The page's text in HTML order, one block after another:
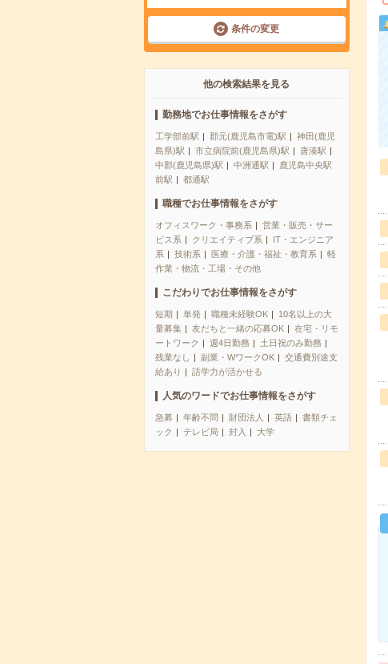
条件の変更
他の検索結果を見る
勤務地でお仕事情報をさがす
工学部前駅 郡元(鹿児島市電)駅
神田(鹿児
島県)駅
市立病院前(鹿児島県)駅
唐湊駅
中郡(鹿児島県)駅
中洲通駅
鹿児島中央駅
前駅
都通駅
職種でお仕事情報をさがす
オフィスワーク・事務系
営業・販売・サー
ビス系
クリエイティブ系
IT・エンジニア
系
技術系 医療・介護・福祉・教育系
軽
作業・物流・工場・その他
こだわりでお仕事情報をさがす
短期 単発 職種未経験OK
10名以上の大
量募集
友だちと一緒の応募OK
在宅・リモ
ートワーク
週4日勤務
土日祝のみ勤務
残業なし
副業・WワークOK
交通費別途支
給あり
語学力が活かせる
人気のワードでお仕事情報をさがす
急募 年齢不問 財団法人 英語
書類チェ
ック
テレビ局 封入 大学